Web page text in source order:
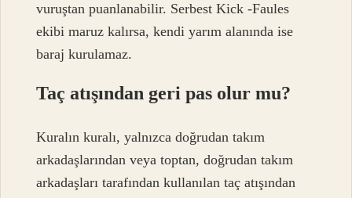
vuruştan puanlanabilir. Serbest Kick -Faules
ekibi maruz kalırsa, kendi yarım alanında ise
baraj kurulamaz.
Taç atışından geri pas olur mu?
Kuralın kuralı, yalnızca doğrudan takım
arkadaşlarından veya toptan, doğrudan takım
arkadaşları tarafından kullanılan taç atışından